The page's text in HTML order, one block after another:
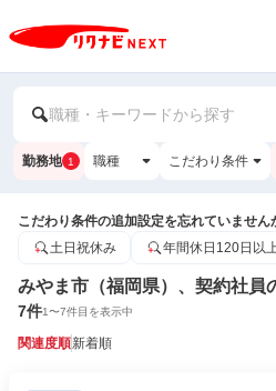
職種・キーワードから探す
勤務地 1 職種 こだわり条件
こだわり条件の追加設定を忘れていません
土日祝休み
年間休日120日以
みやま市（福岡県）、契約社員
7件1〜7件目を表示中
関連度順新着順